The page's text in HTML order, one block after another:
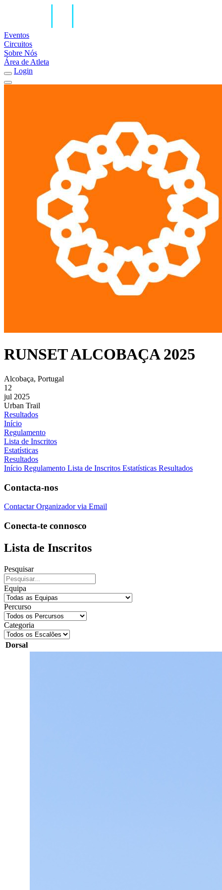
Eventos
Circuitos
Sobre Nós
Área de Atleta
Login
RUNSET ALCOBAÇA 2025
Alcobaça, Portugal
12
jul 2025
Urban Trail
Resultados
Início
Regulamento
Lista de Inscritos
Estatísticas
Resultados
Início Regulamento Lista de Inscritos Estatísticas Resultados
Contacta-nos
Contactar Organizador via Email
Conecta-te connosco
Lista de Inscritos
Pesquisar
Equipa
Percurso
Categoria
Dorsal